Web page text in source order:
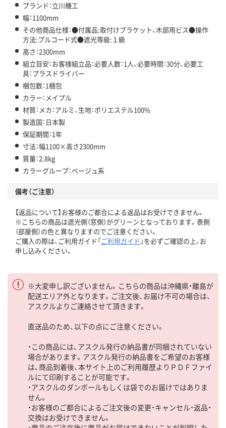
ブランド：立川機工
幅：1100mm
その他商品仕様：●付属品:取付けブラケット、木部用ビス●操作
方法:プルコード式●遮光等級:１級
高さ：2300mm
組立目安：お客様組立品：必要人数：1人、必要時間：30分、必要工
具：プラスドライバー
梱包数：1梱包
カラー：メイプル
材質：メカ：アルミ、生地：ポリエステル100%
製造国：日本製
保証期間：1年
寸法：幅1100×高さ2300mm
質量：2.8kg
カラーグループ：ベージュ系
備考（ご注意）
【返品について】お客様のご都合による返品はお受けできません。
※こちらの商品は遮光側（窓側）がグリーンとなっております。表側
（部屋側）の色と異なりますのでご注意ください。
ご購入の際は、ご利用ガイド「ご利用ガイド 」を必ずご確認の上、お
申し込みください。
※大変申し訳ございません。こちらの商品は沖縄県・離島が
配送エリア外となります。ご注文後、お届け不可の場合は、
アスクルよりご連絡させて頂きます。
直送品のため、以下の点にご注意ください。
・この商品には、アスクル発行の納品書が同梱されていない
場合があります。アスクル発行の納品書をご希望のお客様
は、商品到着後、本サイト上のご利用履歴よりＰＤＦファイ
ルにて印刷することが可能です。
・アスクルのダンボールもしくは袋でのお届けではありま
せん。
・お客様のご都合によるご注文後の変更・キャンセル・返品・
交換はお受けできません。